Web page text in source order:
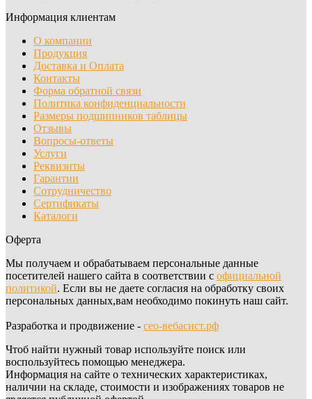
Информация клиентам
О компании
Продукция
Доставка и Оплата
Контакты
Форма обратной связи
Политика конфиденциальности
Размеры подшипников таблицы
Отзывы
Вопросы-ответы
Услуги
Реквизиты
Гарантии
Сотрудничество
Сертификаты
Каталоги
Оферта
Мы получаем и обрабатываем персональные данные
посетителей нашего сайта в соответствии с официальной
политикой. Если вы не даете согласия на обработку своих
персональных данных,вам необходимо покинуть наш сайт.
Разработка и продвижение - сео-вебасист.рф
Чтоб найти нужный товар используйте поиск или
воспользуйтесь помощью менеджера.
Информация на сайте о технических характеристиках,
наличии на складе, стоимости и изображениях товаров не